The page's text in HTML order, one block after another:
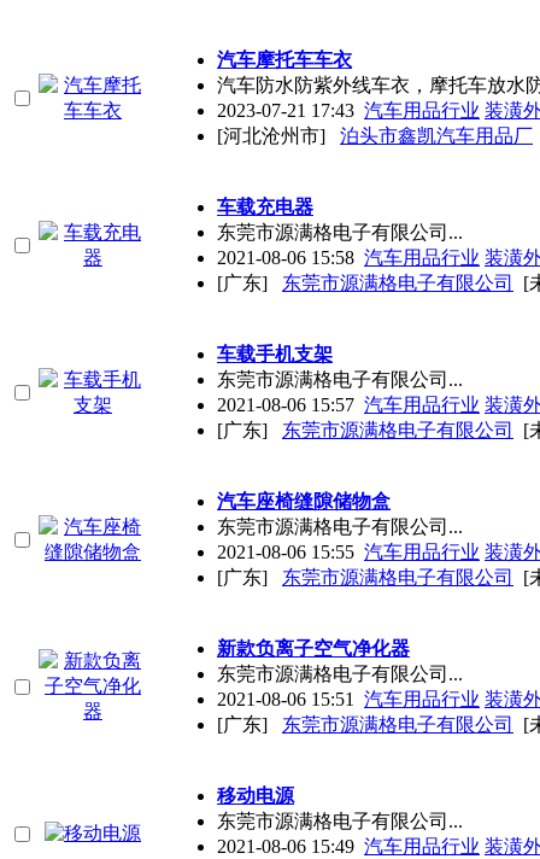
汽车摩托车车衣
汽车防水防紫外线车衣，摩托车放水
2023-07-21 17:43 汽车用品行业 装潢
[河北沧州市]
泊头市鑫凯汽车用品厂
车载充电器
东莞市源满格电子有限公司...
2021-08-06 15:58 汽车用品行业 装潢
[广东]
东莞市源满格电子有限公司 [
车载手机支架
东莞市源满格电子有限公司...
2021-08-06 15:57 汽车用品行业 装潢
[广东]
东莞市源满格电子有限公司 [
汽车座椅缝隙储物盒
东莞市源满格电子有限公司...
2021-08-06 15:55 汽车用品行业 装潢
[广东]
东莞市源满格电子有限公司 [
新款负离子空气净化器
东莞市源满格电子有限公司...
2021-08-06 15:51 汽车用品行业 装潢
[广东]
东莞市源满格电子有限公司 [
移动电源
东莞市源满格电子有限公司...
2021-08-06 15:49 汽车用品行业 装潢